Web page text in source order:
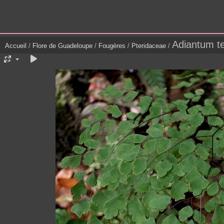
Accueil / Flore de Guadeloupe / Fougères / Pteridaceae / Adiantum